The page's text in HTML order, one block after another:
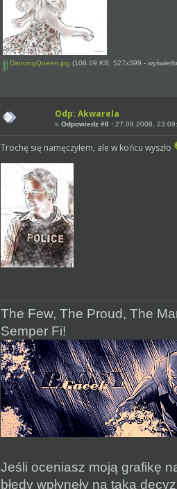
DancingQueen.jpg (108.09 KB, 527x399 -
Odp: Akwarela
«Odpowiedz #8 : 27.09.2008,
Trochę się namęczyłem, ale w końcu wyszło
The Few, The Proud, The
Semper Fi!
Jeśli oceniasz moją grafikę
błędy wpłynęły na taką